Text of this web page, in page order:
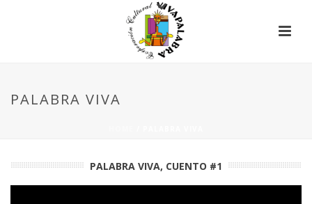
PALABRA VIVA
PALABRA VIVA, CUENTO #1